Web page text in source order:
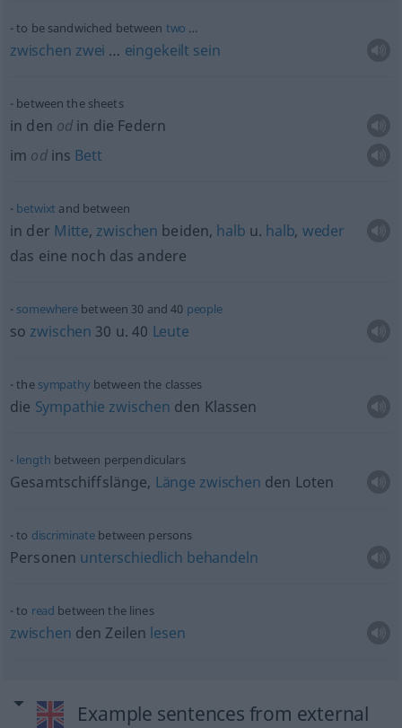
to be sandwiched between two …
zwischen zwei … eingekeilt sein
between the sheets
in den od in die Federn
im odins Bett
betwixt and between
in der Mitte, zwischen beiden, halb u. halb, weder
das eine noch das andere
somewhere between 30 and 40 people
so zwischen 30 u. 40 Leute
the sympathybetween the classes
die Sympathie zwischen den Klassen
length between perpendiculars
Gesamtschiffslänge, Länge zwischen den Loten
to discriminate between persons
Personen unterschiedlich behandeln
to read between the lines
zwischen den Zeilen lesen
Example sentences from external